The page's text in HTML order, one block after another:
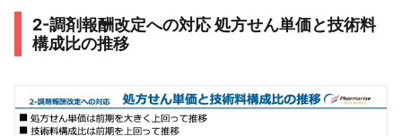
2-調剤報酬改定への対応 処方せん単価と技術料
構成比の推移